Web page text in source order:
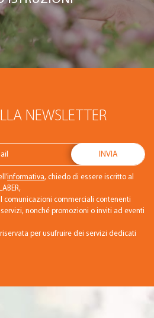
NEWSLETTER
informativa, chiedo di essere iscritto al
comunicazioni commerciali contenenti
nonché promozioni o inviti ad eventi
riservata per usufruire dei servizi dedicati